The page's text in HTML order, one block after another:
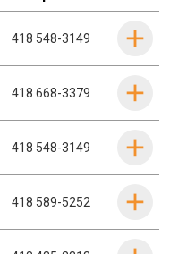
418 548-3149
418 668-3379
418 548-3149
418 589-5252